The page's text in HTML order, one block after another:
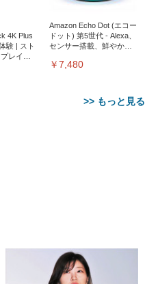
4K Plus
験 | スト
レイヤ
Amazon Echo Dot (エコー
ドット) 第5世代 - Alexa、
センサー搭載、鮮やかな
￥7,480
>> もっと見る
ワーク
ト 30度
学 椅子
げ式ア
ッシュ 通気性 ランバーサ
ポート付き 腰サポート ガ
ス圧無段階昇降 360度回
転 キャスター付き コンパ
￥4,139
Gaming Monitor 24” Essential ゲ
ーミングモニター QD 24.5インチ
1ms FHD 量子ドット 残像低減 (3
年保証 | 輝点保証 | 日本メーカー)
￥34,980
限定】
オーヤマ
お徳用
(ケース
ュラー 200枚入
【Amazon.co.jp限定】
￥3,731